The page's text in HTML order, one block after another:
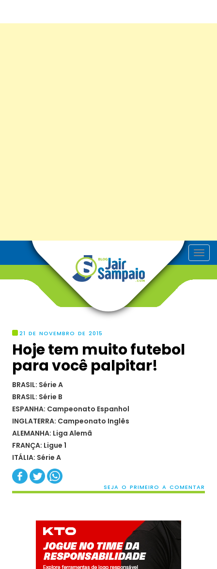
T
o
21 DE NOVEMBRO DE 2015
Hoje tem muito futebol
para você palpitar!
BRASIL: Série A
BRASIL: Série B
ESPANHA: Campeonato Espanhol
INGLATERRA: Campeonato Inglês
ALEMANHA: Liga Alemã
FRANÇA: Ligue 1
ITÁLIA: Série A
SEJA O PRIMEIRO A COMENTAR